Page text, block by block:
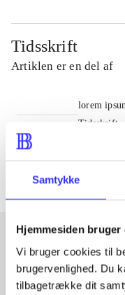
Samtykke
Hjemmesiden bruger
Vi bruger cookies til
brugervenlighed. Du
tilbagetrække dit
Tidsskrift
Artiklen er en del af
lorem
Tidsskrift
Artiklerne i
Artikler med
Fra